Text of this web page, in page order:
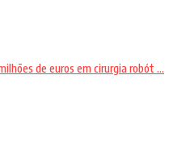
de euros em cirurgia robót ...